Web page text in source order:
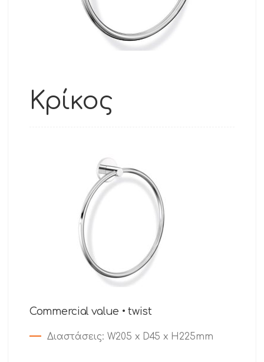
Κρίκος
Commercial value • twist
Διαστάσεις: W205 x D45 x H225mm